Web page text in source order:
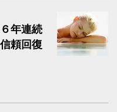
年連続
頼回復